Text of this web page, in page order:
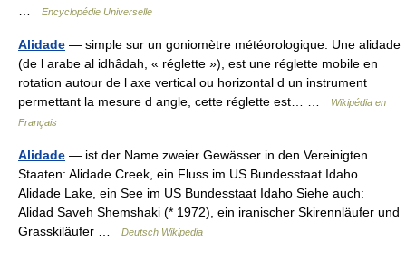
Encyclopédie Universelle
Alidade — simple sur un goniomètre météorologique. Une alidade
(de l arabe al idhâdah, « réglette »), est une réglette mobile en
rotation autour de l axe vertical ou horizontal d un instrument
permettant la mesure d angle, cette réglette est… …
Wikipédia en
Français
Alidade — ist der Name zweier Gewässer in den Vereinigten
Staaten: Alidade Creek, ein Fluss im US Bundesstaat Idaho
Alidade Lake, ein See im US Bundesstaat Idaho Siehe auch:
Alidad Saveh Shemshaki (* 1972), ein iranischer Skirennläufer und
Grasskiläufer …
Deutsch Wikipedia